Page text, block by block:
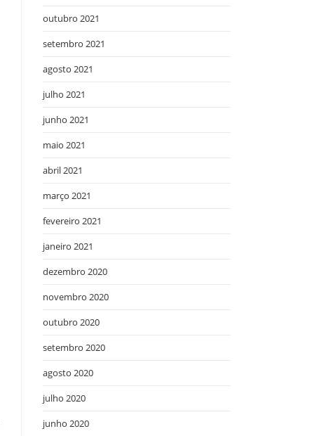
outubro 2021
setembro 2021
agosto 2021
julho 2021
junho 2021
maio 2021
abril 2021
março 2021
fevereiro 2021
janeiro 2021
dezembro 2020
novembro 2020
outubro 2020
setembro 2020
agosto 2020
julho 2020
junho 2020